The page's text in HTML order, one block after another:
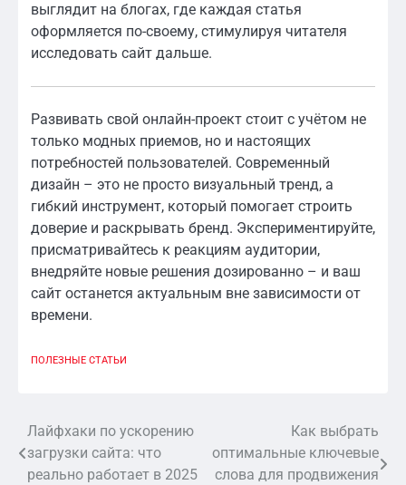
выглядит на блогах, где каждая статья
оформляется по-своему, стимулируя читателя
исследовать сайт дальше.
Развивать свой онлайн-проект стоит с учётом не
только модных приемов, но и настоящих
потребностей пользователей. Современный
дизайн – это не просто визуальный тренд, а
гибкий инструмент, который помогает строить
доверие и раскрывать бренд. Экспериментируйте,
присматривайтесь к реакциям аудитории,
внедряйте новые решения дозированно – и ваш
сайт останется актуальным вне зависимости от
времени.
ПОЛЕЗНЫЕ СТАТЬИ
Навигация
по
Лайфхаки по ускорению
загрузки сайта: что
реально работает в 2025
Как выбрать
оптимальные ключевые
слова для продвижения